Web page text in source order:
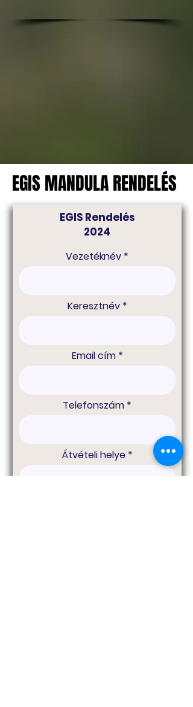
EGIS MANDULA RENDELÉS
EGIS MANDULA RENDELÉS
EGIS Rendelés
2024
Vezetéknév
Keresztnév
Email cím
Telefonszám
Átvételi helye